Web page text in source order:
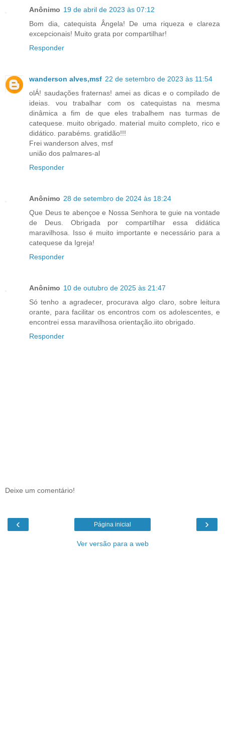
Anônimo 19 de abril de 2023 às 07:12
Bom dia, catequista Ângela! De uma riqueza e clareza
excepcionais! Muito grata por compartilhar!
Responder
wanderson alves,msf 22 de setembro de 2023 às 11:54
olÁ! saudações fraternas! amei as dicas e o compilado de
ideias. vou trabalhar com os catequistas na mesma
dinâmica a fim de que eles trabalhem nas turmas de
catequese. muito obrigado. material muito completo, rico e
didático. parabéms. gratidão!!!
Frei wanderson alves, msf
união dos palmares-al
Responder
Anônimo 28 de setembro de 2024 às 18:24
Que Deus te abençoe e Nossa Senhora te guie na vontade
de Deus. Obrigada por compartilhar essa didática
maravilhosa. Isso é muito importante e necessário para a
catequese da Igreja!
Responder
Anônimo 10 de outubro de 2025 às 21:47
Só tenho a agradecer, procurava algo claro, sobre leitura
orante, para facilitar os encontros com os adolescentes, e
encontrei essa maravilhosa orientação.iito obrigado.
Responder
Deixe um comentário!
‹ ›
Página inicial
Ver versão para a web